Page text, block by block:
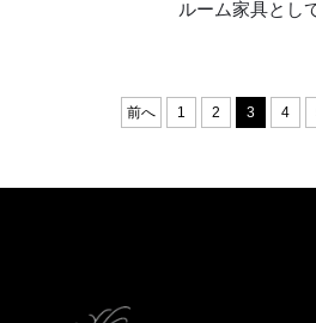
ルーム家具とし
前へ 1 2 3 4